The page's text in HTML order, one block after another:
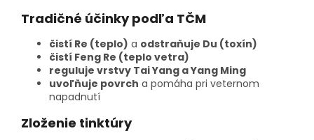
Tradičné účinky podľa TČM
čistí Re (teplo) a odstraňuje Du (toxín)
čistí Feng Re (teplo vetra)
reguluje vrstvy Tai Yang a Yang Ming
uvoľňuje povrch a pomáha pri veternom
napadnutí
Zloženie tinktúry